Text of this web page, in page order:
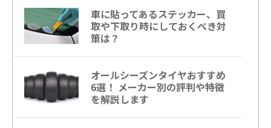
車に貼ってあるステッカー、買
取や下取り時にしておくべき対
策は？
オールシーズンタイヤおすすめ
6選！ メーカー別の評判や特徴
を解説します